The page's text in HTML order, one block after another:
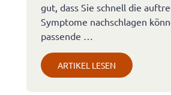
gut, dass Sie schnell die
Symptome nachschlagen
passende …
ARTIKEL LESEN